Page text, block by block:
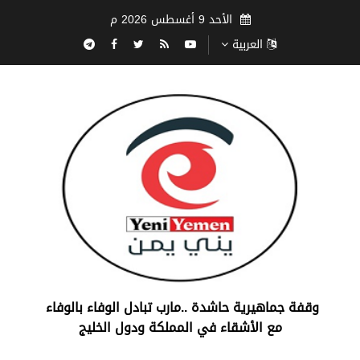
الأحد 9 أغسطس 2026 م
العربية
‏وقفة جماهيرية حاشدة ..مارب ‏تبادل الوفاء بالوفاء ‏
مع الأشقاء في المملكة ودول الخليج